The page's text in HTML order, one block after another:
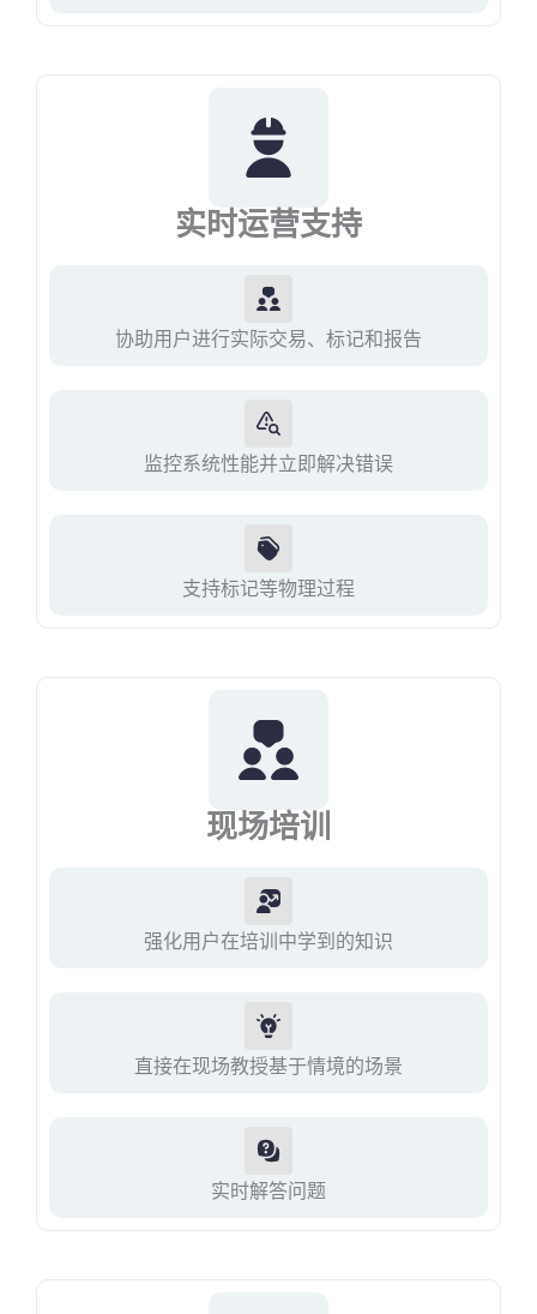
实时运营支持
协助用户进行实际交易、标记和报告
监控系统性能并立即解决错误
支持标记等物理过程
现场培训
强化用户在培训中学到的知识
直接在现场教授基于情境的场景
实时解答问题